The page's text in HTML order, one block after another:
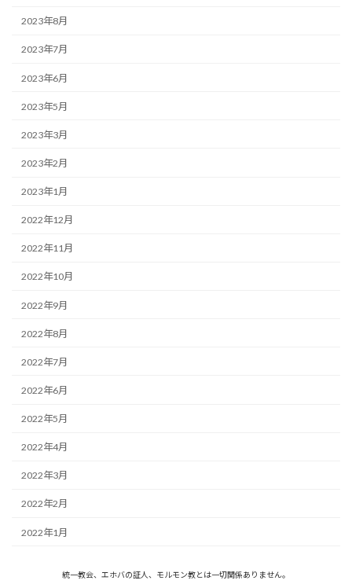
2023年8月
2023年7月
2023年6月
2023年5月
2023年3月
2023年2月
2023年1月
2022年12月
2022年11月
2022年10月
2022年9月
2022年8月
2022年7月
2022年6月
2022年5月
2022年4月
2022年3月
2022年2月
2022年1月
統一教会、エホバの証人、モルモン教とは一切関係ありません。